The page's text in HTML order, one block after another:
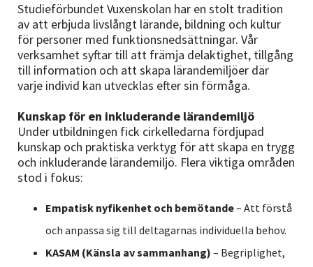
Studieförbundet Vuxenskolan har en stolt tradition
av att erbjuda livslångt lärande, bildning och kultur
för personer med funktionsnedsättningar. Vår
verksamhet syftar till att främja delaktighet, tillgång
till information och att skapa lärandemiljöer där
varje individ kan utvecklas efter sin förmåga.
Kunskap för en inkluderande lärandemiljö
Under utbildningen fick cirkelledarna fördjupad
kunskap och praktiska verktyg för att skapa en trygg
och inkluderande lärandemiljö. Flera viktiga områden
stod i fokus:
Empatisk nyfikenhet och bemötande– Att förstå
och anpassa sig till deltagarnas individuella behov.
KASAM (Känsla av sammanhang) – Begriplighet,